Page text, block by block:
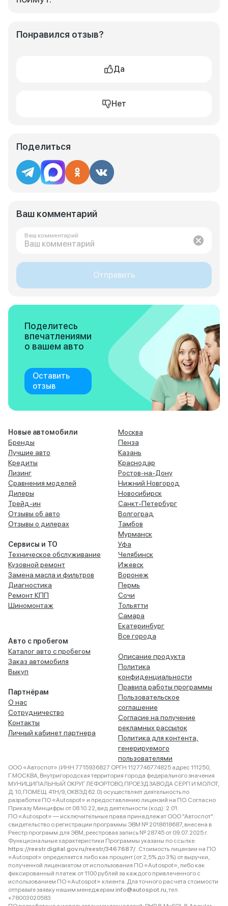
Понравился отзыв?
Да
Нет
Поделиться
Ваш комментарий
Ваш комментарий
Отправить
Поделитесь
впечатлениями
о вашем авто
Оставить
отзыв
Новые автомобили
Бренды
Лучшие авто
Кредиты
Лизинг
Сравнения моделей
Дилеры
Трейд-ин
Отзывы об авто
Отзывы о дилерах
Сервисы и ТО
Техническое обслуживание
Кузовной ремонт
Замена масла и фильтров
Диагностика
Ремонт КПП
Шиномонтаж
Авто с пробегом
Каталог авто с пробегом
Заказ автомобиля
Выкуп
Партнёрам
О нас
Сотрудничество
Контакты
Личный кабинет партнера
Москва
Пенза
Казань
Краснодар
Ростов-на-Дону
Нижний Новгород
Новосибирск
Санкт-Петербург
Волгоград
Тамбов
Мурманск
Уфа
Челябинск
Ижевск
Воронеж
Пермь
Сочи
Тольятти
Самара
Екатеринбург
Все города
Описание продукта
Политика
конфиденциальности
Правила работы программы
Пользовательское
соглашение
Согласие на получение
рекламных рассылок
Политика для контента,
генерируемого
пользователями
ООО «Автоспот» (ИНН 7715936827 ОРГН 1127746774825 адрес 111250,
Г.МОСКВА, Внутригородская территория города федерального значения
МУНИЦИПАЛЬНЫЙ ОКРУГ ЛЕФОРТОВО, ПРОЕЗД ЗАВОДА СЕРП И МОЛОТ,
Д. 10, ПОМЕЩ. 41Н/9, ОКВЭД 62.0) осуществляет деятельность по
разработке ПО «Autospot» и предоставлению лицензий на ПО. Согласно
Приказу Минцифры от 08.10.22, вид деятельности (код): 2.01.
ПО «Autospot» — исключительные права принадлежат ООО "Автоспот":
свидетельство о регистрации программы ЭВМ № 2018618687, внесена в
Реестр программ для ЭВМ, реестровая запись № 28745 от 09.07.2025 г.
Функциональные характеристики Программы указаны по ссылке:
https://reestr.digital.gov.ru/reestr/3467687/ . Стоимость лицензии на ПО
«Autospot» определяется либо как процент (от 2,5% до 3%) от выручки,
полученной лицензиатом от использования ПО «Autospot», либо как
фиксированный платеж от 1100 рублей за каждого привлеченного с
использованием ПО «Autospot» клиента. Для точного расчета стоимости
отправьте заявку нашим менеджерам info@autospot.ru, тел.
+78003020583